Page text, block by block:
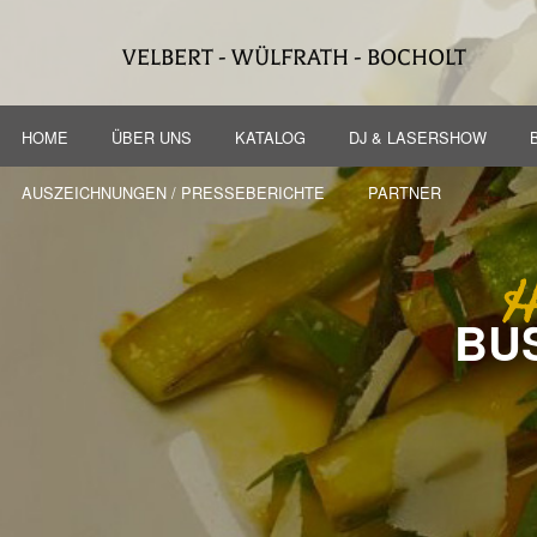
VELBERT - WÜLFRATH - BOCHOLT
HOME ÜBER UNS KATALOG DJ & LASERSHOW
AUSZEICHNUNGEN / PRESSEBERICHTE PARTNER